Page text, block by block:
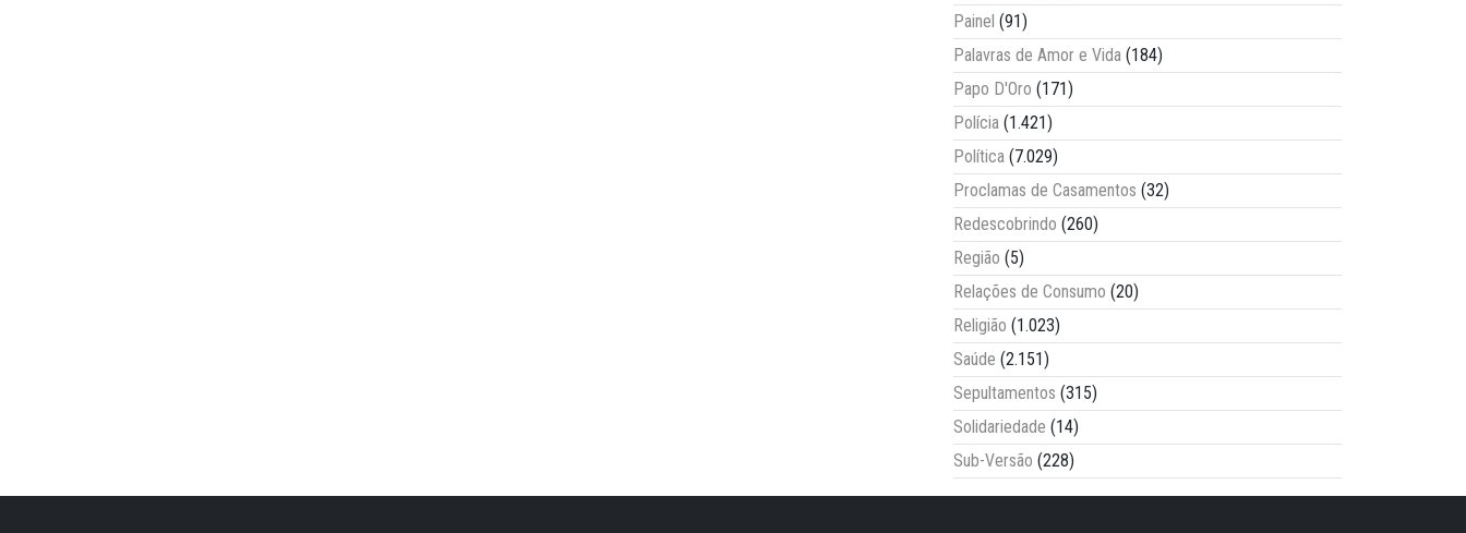
Painel (91)
Palavras de Amor e Vida (184)
Papo D'Oro (171)
Polícia (1.421)
Política (7.029)
Proclamas de Casamentos (32)
Redescobrindo (260)
Região (5)
Relações de Consumo (20)
Religião (1.023)
Saúde (2.151)
Sepultamentos (315)
Solidariedade (14)
Sub-Versão (228)